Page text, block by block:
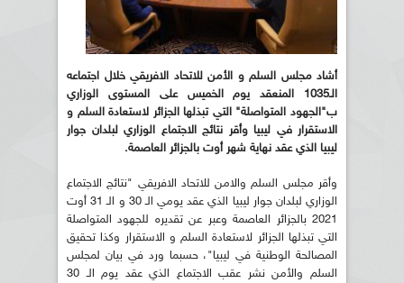
أشاد مجلس السلم و الأمن للاتحاد الافريقي خلال اجتماعه
الـ1035 المنعقد يوم الخميس على المستوى الوزاري
ب"الجهود المتواصلة" التي تبذلها الجزائر لاستعادة السلم و
الاستقرار في ليبيا وأقر نتائج الاجتماع الوزاري لبلدان جوار
ليبيا الذي عقد نهاية شهر أوت بالجزائر العاصمة.
وأقر مجلس السلم والامن للاتحاد الافريقي "نتائج الاجتماع
الوزاري لبلدان جوار ليبيا الذي عقد يومي الـ 30 و الـ 31 أوت
2021 بالجزائر العاصمة وعبر عن تقديره للجهود المتواصلة
التي تبذلها الجزائر لاستعادة السلم و الاستقرار وكذا تحقيق
المصالحة الوطنية في ليبيا"، حسبما ورد في بيان لمجلس
السلم والأمن نشر عقب الاجتماع الذي عقد يوم الـ 30